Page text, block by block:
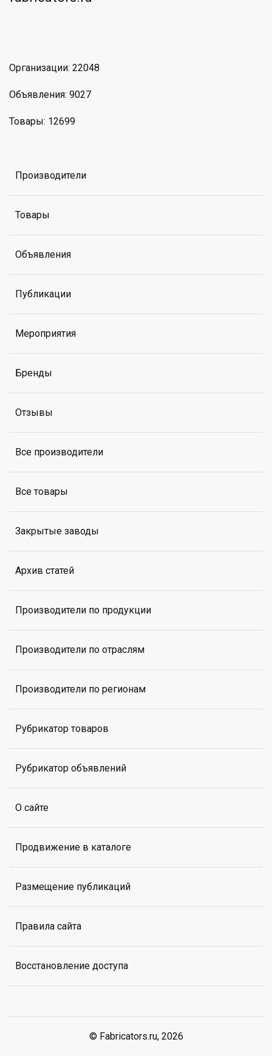
Организации: 22048
Объявления: 9027
Товары: 12699
Производители
Товары
Объявления
Публикации
Мероприятия
Бренды
Отзывы
Все производители
Все товары
Закрытые заводы
Архив статей
Производители по продукции
Производители по отраслям
Производители по регионам
Рубрикатор товаров
Рубрикатор объявлений
О сайте
Продвижение в каталоге
Размещение публикаций
Правила сайта
Восстановление доступа
© Fabricators.ru, 2026